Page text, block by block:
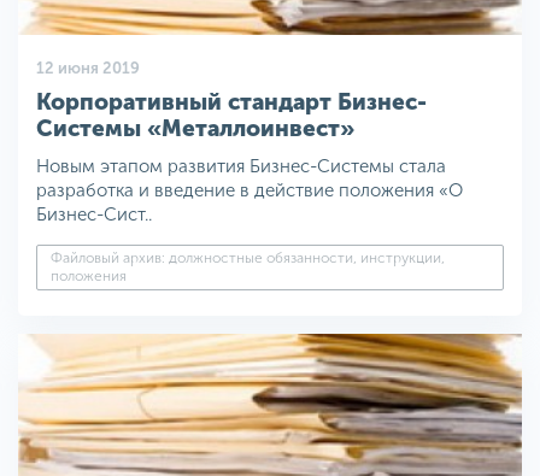
12 июня 2019
Корпоративный стандарт Бизнес-
Системы «Металлоинвест»
Новым этапом развития Бизнес-Системы стала
разработка и введение в действие положения «О
Бизнес-Сист..
Файловый архив: должностные обязанности, инструкции,
положения